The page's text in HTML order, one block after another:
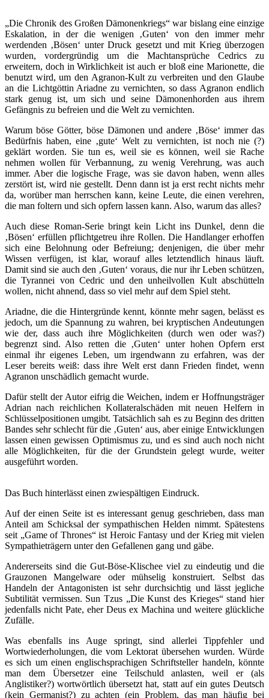
„Die Chronik des Großen Dämonenkriegs“ war bislang eine einzige
Eskalation, in der die wenigen ‚Guten‘ von den immer mehr
werdenden ‚Bösen‘ unter Druck gesetzt und mit Krieg überzogen
wurden, vordergründig um die Machtansprüche Cedrics zu
erweitern, doch in Wirklichkeit ist auch er bloß eine Marionette, die
benutzt wird, um den Agranon-Kult zu verbreiten und den Glaube
an die Lichtgöttin Ariadne zu vernichten, so dass Agranon endlich
stark genug ist, um sich und seine Dämonenhorden aus ihrem
Gefängnis zu befreien und die Welt zu vernichten.
Warum böse Götter, böse Dämonen und andere ‚Böse‘ immer das
Bedürfnis haben, eine ‚gute‘ Welt zu vernichten, ist noch nie (?)
geklärt worden. Sie tun es, weil sie es können, weil sie Rache
nehmen wollen für Verbannung, zu wenig Verehrung, was auch
immer. Aber die logische Frage, was sie davon haben, wenn alles
zerstört ist, wird nie gestellt. Denn dann ist ja erst recht nichts mehr
da, worüber man herrschen kann, keine Leute, die einen verehren,
die man foltern und sich opfern lassen kann. Also, warum das alles?
Auch diese Roman-Serie bringt kein Licht ins Dunkel, denn die
‚Bösen‘ erfüllen pflichtgetreu ihre Rollen. Die Handlanger erhoffen
sich eine Belohnung oder Befreiung; denjenigen, die über mehr
Wissen verfügen, ist klar, worauf alles letztendlich hinaus läuft.
Damit sind sie auch den ‚Guten‘ voraus, die nur ihr Leben schützen,
die Tyrannei von Cedric und den unheilvollen Kult abschütteln
wollen, nicht ahnend, dass so viel mehr auf dem Spiel steht.
Ariadne, die die Hintergründe kennt, könnte mehr sagen, belässt es
jedoch, um die Spannung zu wahren, bei kryptischen Andeutungen
wie der, dass auch ihre Möglichkeiten (durch wen oder was?)
begrenzt sind. Also retten die ‚Guten‘ unter hohen Opfern erst
einmal ihr eigenes Leben, um irgendwann zu erfahren, was der
Leser bereits weiß: dass ihre Welt erst dann Frieden findet, wenn
Agranon unschädlich gemacht wurde.
Dafür stellt der Autor eifrig die Weichen, indem er Hoffnungsträger
Adrian nach reichlichen Kollateralschäden mit neuen Helfern in
Schlüsselpositionen umgibt. Tatsächlich sah es zu Beginn des dritten
Bandes sehr schlecht für die ‚Guten‘ aus, aber einige Entwicklungen
lassen einen gewissen Optimismus zu, und es sind auch noch nicht
alle Möglichkeiten, für die der Grundstein gelegt wurde, weiter
ausgeführt worden.
Das Buch hinterlässt einen zwiespältigen Eindruck.
Auf der einen Seite ist es interessant genug geschrieben, dass man
Anteil am Schicksal der sympathischen Helden nimmt. Spätestens
seit „Game of Thrones“ ist Heroic Fantasy und der Krieg mit vielen
Sympathieträgern unter den Gefallenen gang und gäbe.
Andererseits sind die Gut-Böse-Klischee viel zu eindeutig und die
Grauzonen Mangelware oder mühselig konstruiert. Selbst das
Handeln der Antagonisten ist sehr durchsichtig und lässt jegliche
Subtilität vermissen. Sun Tzus „Die Kunst des Krieges“ stand hier
jedenfalls nicht Pate, eher Deus ex Machina und weitere glückliche
Zufälle.
Was ebenfalls ins Auge springt, sind allerlei Tippfehler und
Wortwiederholungen, die vom Lektorat übersehen wurden. Würde
es sich um einen englischsprachigen Schriftsteller handeln, könnte
man dem Übersetzer eine Teilschuld anlasten, weil er (als
Anglistiker?) wortwörtlich übersetzt hat, statt auf ein gutes Deutsch
(kein Germanist?) zu achten (ein Problem, das man häufig bei